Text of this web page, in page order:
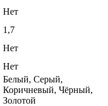
Нет
1,7
Нет
Нет
Белый, Серый,
Коричневый, Чёрный,
Золотой